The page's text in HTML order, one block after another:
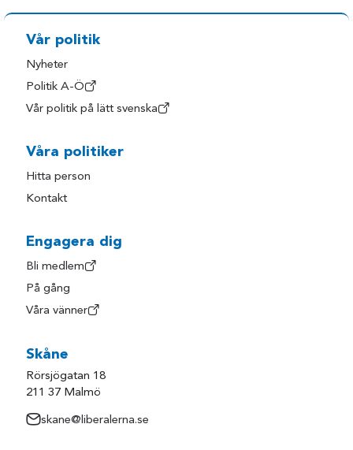
Vår politik
Nyheter
Politik A-Ö
Vår politik på lätt svenska
Våra politiker
Hitta person
Kontakt
Engagera dig
Bli medlem
På gång
Våra vänner
Skåne
Rörsjögatan 18
211 37 Malmö
skane@liberalerna.se